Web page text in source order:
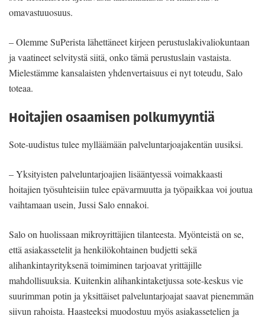
omavastuuosuus.
– Olemme SuPerista lähettäneet kirjeen perustuslakivaliokuntaan
ja vaatineet selvitystä siitä, onko tämä perustuslain vastaista.
Mielestämme kansalaisten yhdenvertaisuus ei nyt toteudu, Salo
toteaa.
Hoitajien osaamisen polkumyyntiä
Sote-uudistus tulee mylläämään palveluntarjoajakentän uusiksi.
– Yksityisten palveluntarjoajien lisääntyessä voimakkaasti
hoitajien työsuhteisiin tulee epävarmuutta ja työpaikkaa voi joutua
vaihtamaan usein, Jussi Salo ennakoi.
Salo on huolissaan mikroyrittäjien tilanteesta. Myönteistä on se,
että asiakassetelit ja henkilökohtainen budjetti sekä
alihankintayrityksenä toimiminen tarjoavat yrittäjille
mahdollisuuksia. Kuitenkin alihankintaketjussa sote-keskus vie
suurimman potin ja yksittäiset palveluntarjoajat saavat pienemmän
siivun rahoista. Haasteeksi muodostuu myös asiakassetelien ja